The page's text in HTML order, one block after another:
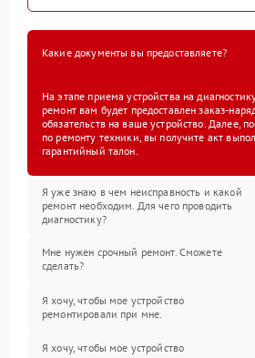
Какие документы вы предоставляете?
На этапе приема устройства на
ремонт вам будет предоставлен заказ-
обязательств на ваше устройство. Далее,
по ремонту техники, вы получите акт
гарантийный талон.
Я уже знаю в чем неисправность и какой
ремонт необходим. Для чего проводить
диагностику?
Мне нужен срочный ремонт. Сможете
сделать?
Я хочу, чтобы мое устройство
ремонтировали при мне.
Я хочу, чтобы мое устройство